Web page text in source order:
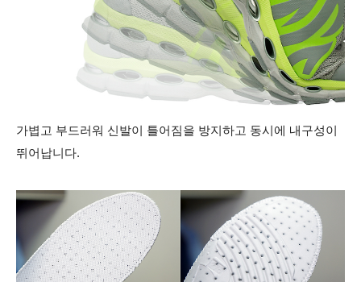
가볍고 부드러워 신발이 틀어짐을 방지하고 동시에 내구성이
뛰어납니다.